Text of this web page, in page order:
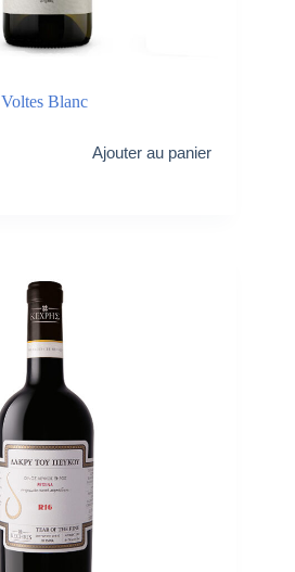
Voltes Blanc
Ajouter au panier